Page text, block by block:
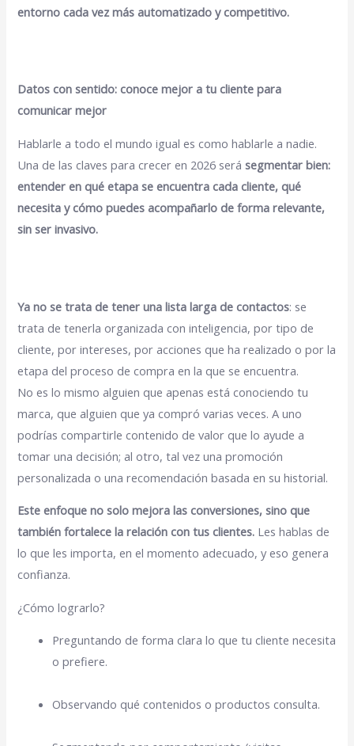
entorno cada vez más automatizado y competitivo.
Datos con sentido: conoce mejor a tu cliente para
comunicar mejor
Hablarle a todo el mundo igual es como hablarle a nadie.
Una de las claves para crecer en 2026 serásegmentar bien:
entender en qué etapa se encuentra cada cliente, qué
necesita y cómo puedes acompañarlo de forma relevante,
sin ser invasivo.
Ya no se trata de tener una lista larga de contactos: se
trata de tenerla organizada con inteligencia, por tipo de
cliente, por intereses, por acciones que ha realizado o por la
etapa del proceso de compra en la que se encuentra.
No es lo mismo alguien que apenas está conociendo tu
marca, que alguien que ya compró varias veces. A uno
podrías compartirle contenido de valor que lo ayude a
tomar una decisión; al otro, tal vez una promoción
personalizada o una recomendación basada en su historial.
Este enfoque no solo mejora las conversiones, sino que
también fortalece la relación con tus clientes. Les hablas de
lo que les importa, en el momento adecuado, y eso genera
confianza.
¿Cómo lograrlo?
Preguntando de forma clara lo que tu cliente necesita
o prefiere.
Observando qué contenidos o productos consulta.